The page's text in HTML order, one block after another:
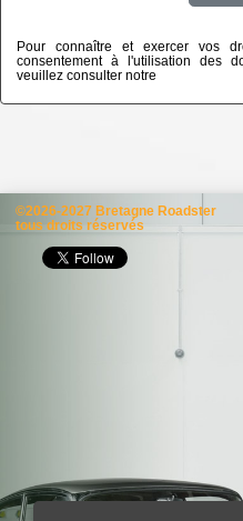
Pour connaître et exercer vos
consentement à l'utilisation des
veuillez consulter notre
©2026-2027 Bretagne Roadster
tous droits réservés